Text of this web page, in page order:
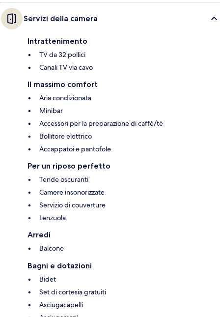
Servizi della camera
Intrattenimento
TV da 32 pollici
Canali TV via cavo
Il massimo comfort
Aria condizionata
Minibar
Accessori per la preparazione di caffè/tè
Bollitore elettrico
Accappatoi e pantofole
Per un riposo perfetto
Tende oscuranti
Camere insonorizzate
Servizio di couverture
Lenzuola
Arredi
Balcone
Bagni e dotazioni
Bidet
Set di cortesia gratuiti
Asciugacapelli